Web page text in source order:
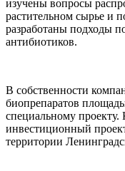
изучены вопросы
растительном сырье и
разработаны подходы
антибиотиков.
В собственности
биопрепаратов
специальному проекту.
инвестиционный
территории